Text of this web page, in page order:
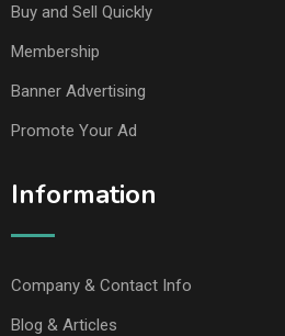
Buy and Sell Quickly
Membership
Banner Advertising
Promote Your Ad
Information
Company & Contact Info
Blog & Articles